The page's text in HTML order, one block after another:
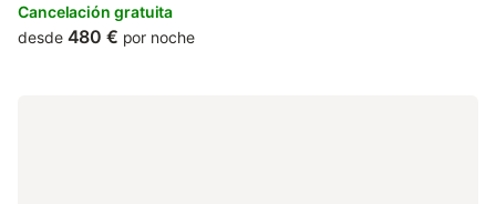
from Public University of Navarra.
Cancelación gratuita
desde 480 € por noche